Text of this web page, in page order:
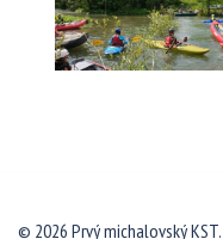
© 2026 Prvý michalovský